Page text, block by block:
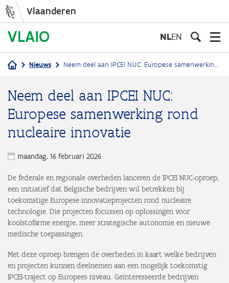
Vlaanderen
NLEN
Nieuws Neem deel aan IPCEI NUC: Europese samenwerking rond nucleaire innovatie
Neem deel aan IPCEI NUC:
Europese samenwerking rond
nucleaire innovatie
maandag, 16 februari 2026
De federale en regionale overheden lanceren de IPCEI NUC-oproep,
een initiatief dat Belgische bedrijven wil betrekken bij
toekomstige Europese innovatieprojecten rond nucleaire
technologie. Die projecten focussen op oplossingen voor
koolstofarme energie, meer strategische autonomie en nieuwe
medische toepassingen.
Met deze oproep brengen de overheden in kaart welke bedrijven
en projecten kunnen deelnemen aan een mogelijk toekomstig
IPCEI-traject op Europees niveau. Geïnteresseerde bedrijven